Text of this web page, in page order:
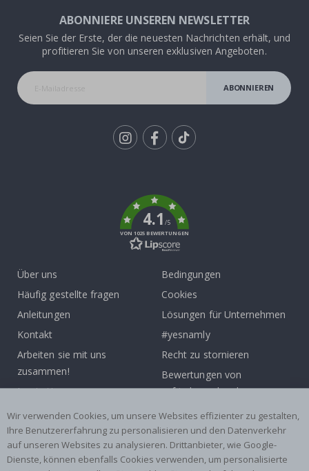
ABONNIERE UNSEREN NEWSLETTER
Seien Sie der Erste, der die neuesten Nachrichten erhält, und
profitieren Sie von unseren exklusiven Angeboten.
ABONNIEREN
4.1/5
VON 1025 BEWERTUNGEN
Über uns
Häufig gestellte fragen
Anleitungen
Kontakt
Arbeiten sie mit uns
zusammen!
Inspiration
Bedingungen
Cookies
Lösungen für Unternehmen
#yesnamly
Recht zu stornieren
Bewertungen von
zufriedenen kunden
Beliebte Kategorien
Namensaufkleber
Wandtattoos
Wir verwenden Cookies, um unsere Websites effizienter zu gestalten,
Ihre Benutzererfahrung zu personalisieren und den Datenverkehr
auf unseren Websites zu analysieren. Drittanbieter, wie Google-
Dienste, können ebenfalls Cookies verwenden, um personalisierte